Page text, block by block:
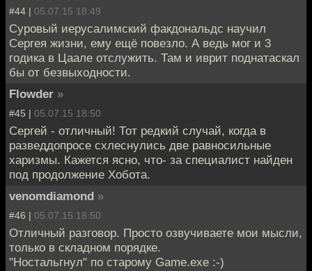
#44 | 05.07.15 18:49
Суровый иерусалимский факдональдс научил
Сергея жизни, ему ещё повезло. А ведь мог и 3
годика в Цаале отслужить. Там и иврит поднатаскал
бы от безвыходности.
Flowder »
#45 | 05.07.15 18:50
Сергей - отличный! Тот редкий случай, когда в
разведдопросе схлеснулись две равносильные
харизмы. Кажется ясно, что- за специалист найден
под продолжение Хобота.
venomdiamond »
#46 | 05.07.15 18:50
Отличный разговор. Просто озвучиваете мои мысли,
только в складном порядке.
"Ностальгнул" по старому Game.exe :-)